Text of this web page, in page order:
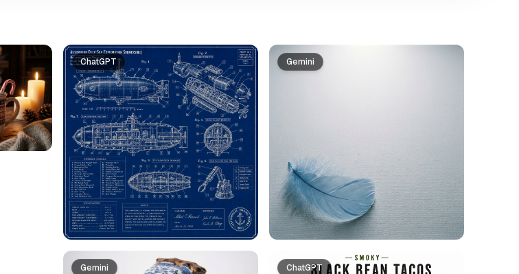
ChatGPT
Gemini
Gemini
ChatGPT